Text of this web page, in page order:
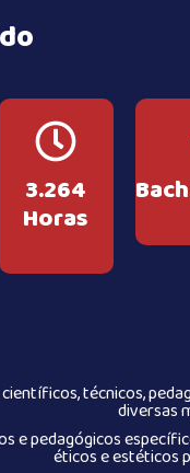
3.264
Horas
técnicos,
diversas
pedagógicos
éticos e estéticos